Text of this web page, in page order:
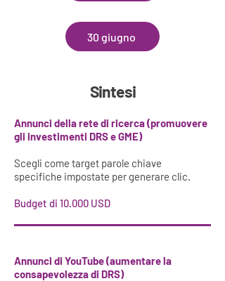
30 giugno
Sintesi
Annunci della rete di ricerca (promuovere
gli investimenti DRS e GME)
Scegli come target parole chiave
specifiche impostate per generare clic.
Budget di 10.000 USD
Annunci di YouTube (aumentare la
consapevolezza di DRS)